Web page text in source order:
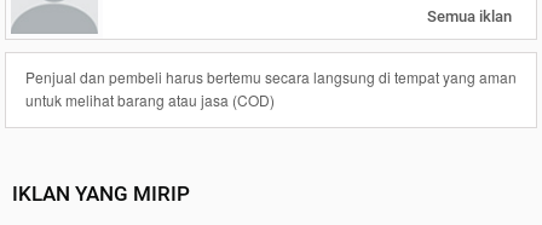
Semua iklan
Penjual dan pembeli harus bertemu secara langsung di tempat yang aman
untuk melihat barang atau jasa (COD)
IKLAN YANG MIRIP